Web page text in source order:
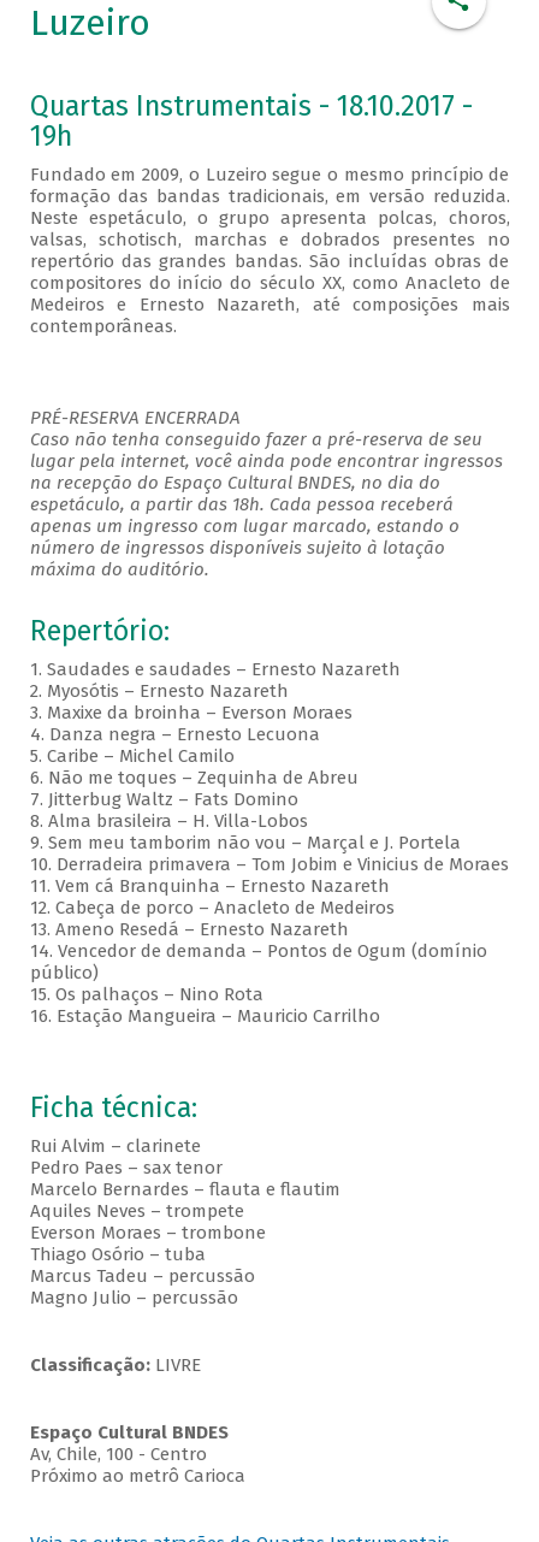
Luzeiro
Quartas Instrumentais - 18.10.2017 -
19h
Fundado em 2009, o Luzeiro segue o mesmo princípio de
formação das bandas tradicionais, em versão reduzida.
Neste espetáculo, o grupo apresenta polcas, choros,
valsas, schotisch, marchas e dobrados presentes no
repertório das grandes bandas. São incluídas obras de
compositores do início do século XX, como Anacleto de
Medeiros e Ernesto Nazareth, até composições mais
contemporâneas.
PRÉ-RESERVA ENCERRADA
Caso não tenha conseguido fazer a pré-reserva de seu
lugar pela internet, você ainda pode encontrar ingressos
na recepção do Espaço Cultural BNDES, no dia do
espetáculo, a partir das 18h. Cada pessoa receberá
apenas um ingresso com lugar marcado, estando o
número de ingressos disponíveis sujeito à lotação
máxima do auditório.
Repertório:
1. Saudades e saudades – Ernesto Nazareth
2. Myosótis – Ernesto Nazareth
3. Maxixe da broinha – Everson Moraes
4. Danza negra – Ernesto Lecuona
5. Caribe – Michel Camilo
6. Não me toques – Zequinha de Abreu
7. Jitterbug Waltz – Fats Domino
8. Alma brasileira – H. Villa-Lobos
9. Sem meu tamborim não vou – Marçal e J. Portela
10. Derradeira primavera – Tom Jobim e Vinicius de Moraes
11. Vem cá Branquinha – Ernesto Nazareth
12. Cabeça de porco – Anacleto de Medeiros
13. Ameno Resedá – Ernesto Nazareth
14. Vencedor de demanda – Pontos de Ogum (domínio
público)
15. Os palhaços – Nino Rota
16. Estação Mangueira – Mauricio Carrilho
Ficha técnica:
Rui Alvim – clarinete
Pedro Paes – sax tenor
Marcelo Bernardes – flauta e flautim
Aquiles Neves – trompete
Everson Moraes – trombone
Thiago Osório – tuba
Marcus Tadeu – percussão
Magno Julio – percussão
Classificação:LIVRE
Espaço Cultural BNDES
Av, Chile, 100 - Centro
Próximo ao metrô Carioca